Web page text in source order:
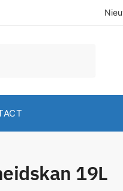
19L